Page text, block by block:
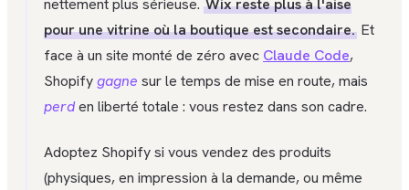
nettement plus sérieuse. Wix reste plus à l'aise
pour une vitrine où la boutique est secondaire. Et
face à un site monté de zéro avec Claude Code,
Shopifygagne sur le temps de mise en route, mais
perden liberté totale : vous restez dans son cadre.
Adoptez Shopify si vous vendez des produits
(physiques, en impression à la demande, ou même